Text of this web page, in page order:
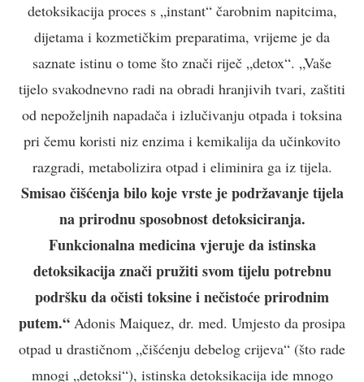
detoksikacija proces s „instant“ čarobnim napitcima,
dijetama i kozmetičkim preparatima, vrijeme je da
saznate istinu o tome što znači riječ „detox“. „Vaše
tijelo svakodnevno radi na obradi hranjivih tvari, zaštiti
od nepoželjnih napadača i izlučivanju otpada i toksina
pri čemu koristi niz enzima i kemikalija da učinkovito
razgradi, metabolizira otpad i eliminira ga iz tijela.
Smisao čišćenja bilo koje vrste je podržavanje tijela
na prirodnu sposobnost detoksiciranja.
Funkcionalna medicina vjeruje da istinska
detoksikacija znači pružiti svom tijelu potrebnu
podršku da očisti toksine i nečistoće prirodnim
putem.“ Adonis Maiquez, dr. med. Umjesto da prosipa
otpad u drastičnom „čišćenju debelog crijeva“ (što rade
mnogi „detoksi“), istinska detoksikacija ide mnogo